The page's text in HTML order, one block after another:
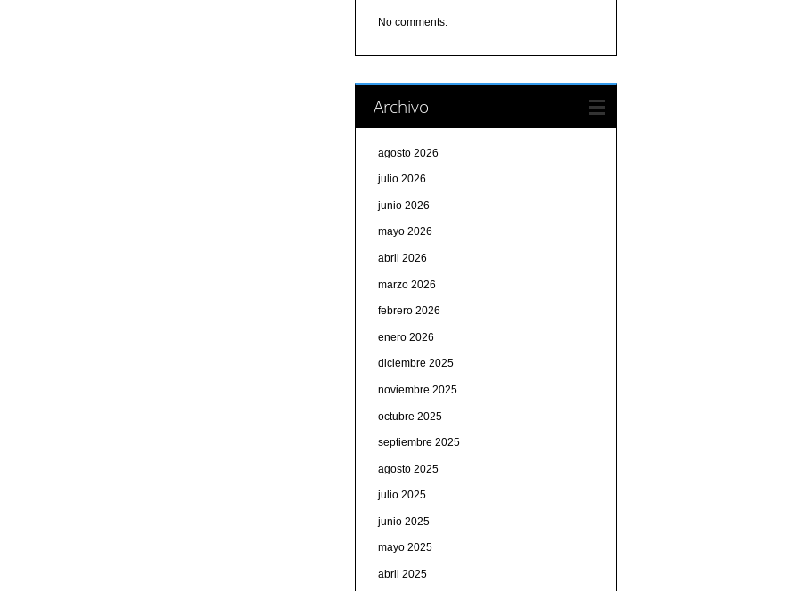
No comments.
Archivo
agosto 2026
julio 2026
junio 2026
mayo 2026
abril 2026
marzo 2026
febrero 2026
enero 2026
diciembre 2025
noviembre 2025
octubre 2025
septiembre 2025
agosto 2025
julio 2025
junio 2025
mayo 2025
abril 2025